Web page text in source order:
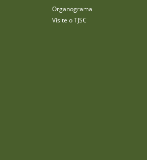
Organograma
Visite o TJSC